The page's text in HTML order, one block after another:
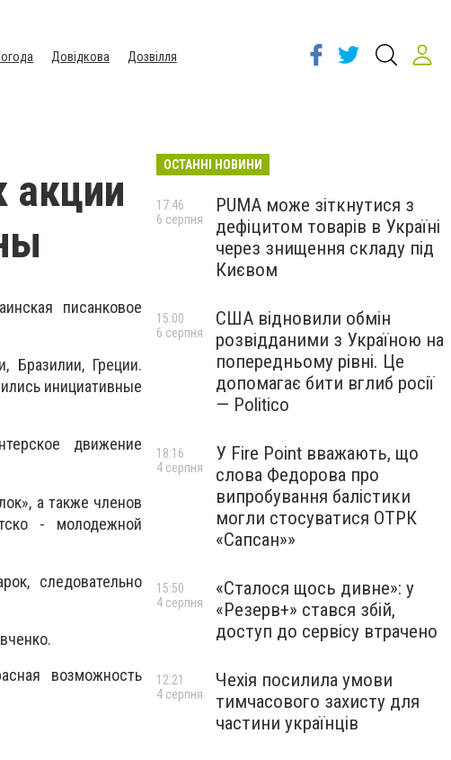
Довідкова
Дозвілля
акции
писанковое
Бразилии, Греции.
инициативные
движение
а также членов
- молодежной
следовательно
возможность
ОСТАННІ НОВИНИ
PUMA може зіткнутися з
дефіцитом товарів в Україні
через знищення складу під
Києвом
17:46
6 серпня
США відновили обмін
розвідданими з Україною на
попередньому рівні. Це
допомагає бити вглиб росії
— Politico
15:00
6 серпня
У Fire Point вважають, що
слова Федорова про
випробування балістики
могли стосуватися ОТРК
«Сапсан»»
18:16
4 серпня
«Сталося щось дивне»: у
«Резерв+» стався збій,
доступ до сервісу втрачено
15:50
4 серпня
Чехія посилила умови
тимчасового захисту для
частини українців
12:21
4 серпня